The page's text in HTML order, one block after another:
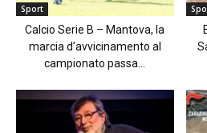
Sport
Calcio Serie B – Mantova, la
marcia d’avvicinamento al
campionato passa...